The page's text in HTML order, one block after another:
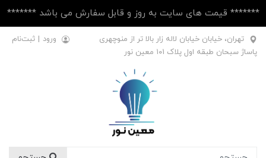
******* قیمت های سایت به روز و قابل سفارش می باشد *******
تهران، خیابان خیابان لاله زار بالا تر از منوچهری
پاساژ سبحان طبقه اول پلاک ۱۰1 معین نور
ورود | ثبت‌نام